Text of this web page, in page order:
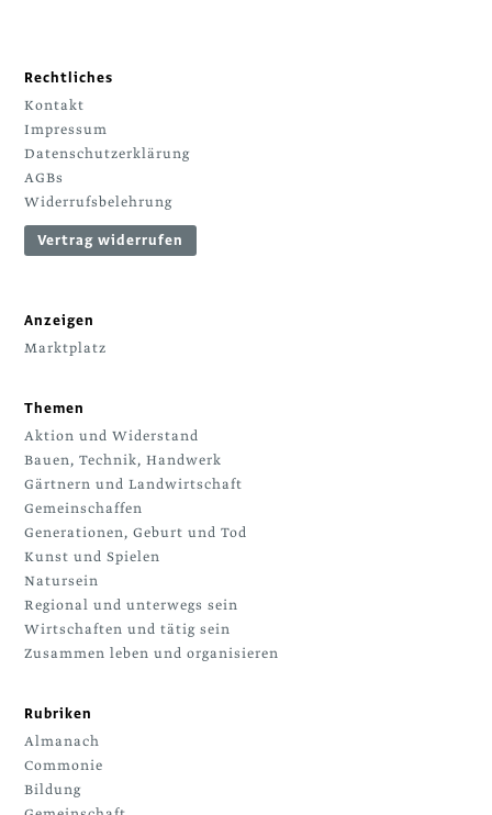
Rechtliches
Kontakt
Impressum
Datenschutzerklärung
AGBs
Widerrufsbelehrung
Vertrag widerrufen
Anzeigen
Marktplatz
Themen
Aktion und Widerstand
Bauen, Technik, Handwerk
Gärtnern und Landwirtschaft
Gemeinschaffen
Generationen, Geburt und Tod
Kunst und Spielen
Natursein
Regional und unterwegs sein
Wirtschaften und tätig sein
Zusammen leben und organisieren
Rubriken
Almanach
Commonie
Bildung